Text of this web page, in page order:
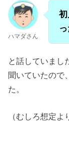
ハマダさん
と話していまし
聞いていたので
た。
（むしろ想定よ